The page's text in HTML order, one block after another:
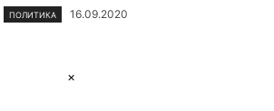
ПОЛИТИКА 16.09.2020
×